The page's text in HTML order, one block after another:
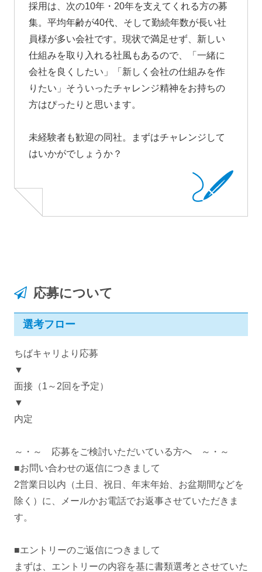
採用は、次の10年・20年を支えてくれる方の募
集。平均年齢が40代、そして勤続年数が長い社
員様が多い会社です。現状で満足せず、新しい
仕組みを取り入れる社風もあるので、「一緒に
会社を良くしたい」「新しく会社の仕組みを作
りたい」そういったチャレンジ精神をお持ちの
方はぴったりと思います。
未経験者も歓迎の同社。まずはチャレンジして
はいかがでしょうか？
応募について
選考フロー
ちばキャリより応募
▼
面接（1～2回を予定）
▼
内定
～・～ 応募をご検討いただいている方へ ～・～
■お問い合わせの返信につきまして
2営業日以内（土日、祝日、年末年始、お盆期間などを
除く）に、メールかお電話でお返事させていただきま
す。
■エントリーのご返信につきまして
まずは、エントリーの内容を基に書類選考とさせていた